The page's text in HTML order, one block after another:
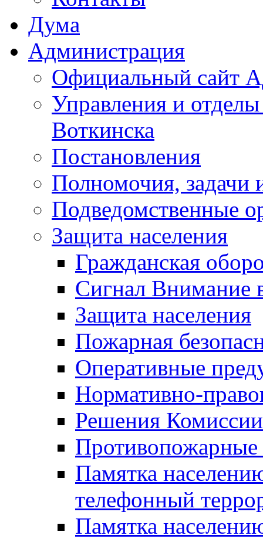
Дума
Администрация
Официальный сайт
Управления и
Воткинска
Постановления
Полномочия, задачи
Подведомственные
Защита населения
Гражданская
Сигнал Внимание
Защита населения
Пожарная
Оперативные
Нормативно-
Решения
Противопожарные
Памятка
телефонный
Памятка